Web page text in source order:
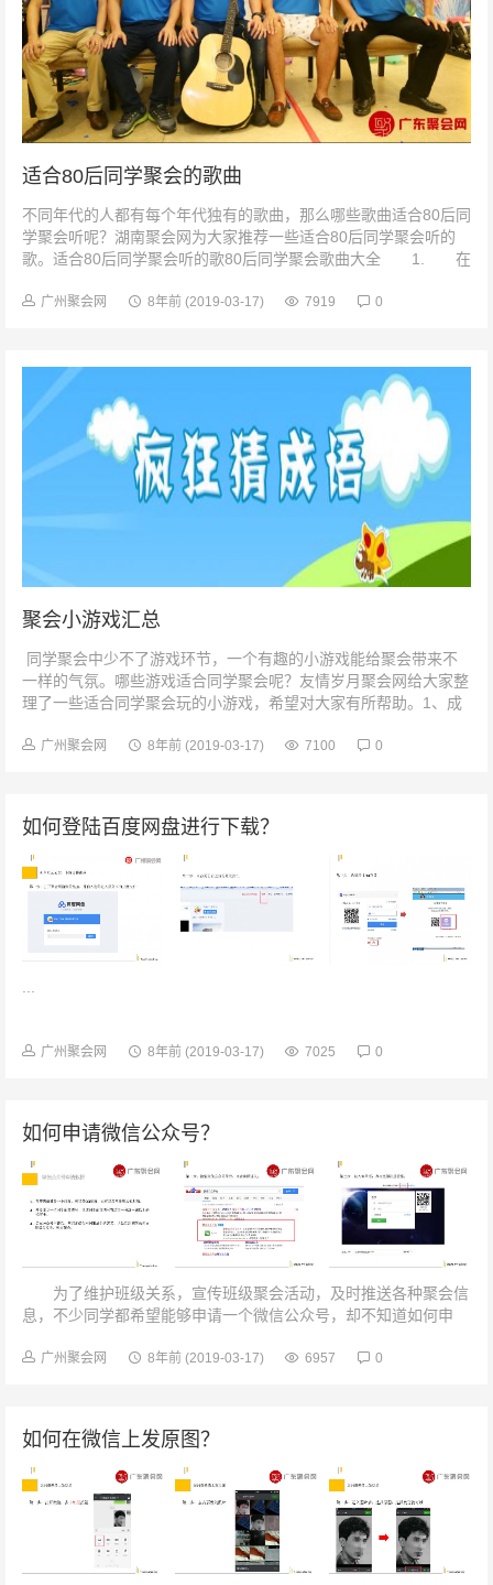
适合80后同学聚会的歌曲
不同年代的人都有每个年代独有的歌曲，那么哪些歌曲适合80后同
学聚会听呢？湖南聚会网为大家推荐一些适合80后同学聚会听的
歌。适合80后同学聚会听的歌80后同学聚会歌曲大全 1. 在
广州聚会网 8年前 (2019-03-17) 7919 0
聚会小游戏汇总
同学聚会中少不了游戏环节，一个有趣的小游戏能给聚会带来不
一样的气氛。哪些游戏适合同学聚会呢？友情岁月聚会网给大家整
理了一些适合同学聚会玩的小游戏，希望对大家有所帮助。1、成
广州聚会网 8年前 (2019-03-17) 7100 0
如何登陆百度网盘进行下载？
广州聚会网 8年前 (2019-03-17) 7025 0
如何申请微信公众号？
为了维护班级关系，宣传班级聚会活动，及时推送各种聚会信
息，不少同学都希望能够申请一个微信公众号，却不知道如何申
广州聚会网 8年前 (2019-03-17) 6957 0
如何在微信上发原图？